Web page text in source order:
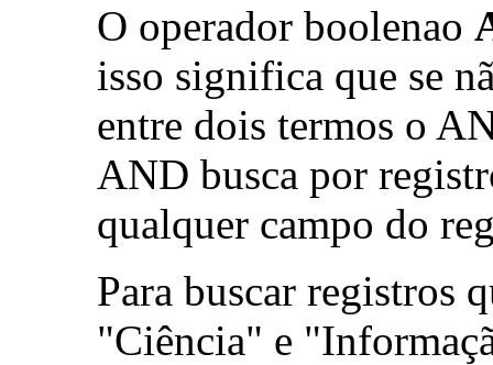
O operador boolenao
isso significa que se
entre dois termos o
AND busca por
qualquer campo do
Para buscar registros
"Ciência" e